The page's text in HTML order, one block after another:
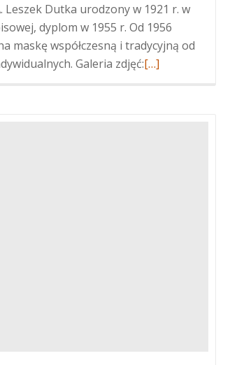
Dutka urodzony w 1921 r. w
dyplom w 1955 r. Od 1956
maskę współczesną i tradycyjną od
Galeria zdjęć:Więcej
[…]